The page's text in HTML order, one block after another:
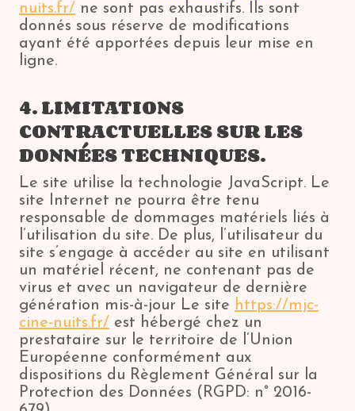
nuits.fr/ ne sont pas exhaustifs. Ils sont
donnés sous réserve de modifications
ayant été apportées depuis leur mise en
ligne.
4. LIMITATIONS
CONTRACTUELLES SUR LES
DONNÉES TECHNIQUES.
Le site utilise la technologie JavaScript. Le
site Internet ne pourra être tenu
responsable de dommages matériels liés à
l’utilisation du site. De plus, l’utilisateur du
site s’engage à accéder au site en utilisant
un matériel récent, ne contenant pas de
virus et avec un navigateur de dernière
génération mis-à-jour Le site https://mjc-
cine-nuits.fr/ est hébergé chez un
prestataire sur le territoire de l’Union
Européenne conformément aux
dispositions du Règlement Général sur la
Protection des Données (RGPD: n° 2016-